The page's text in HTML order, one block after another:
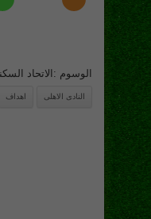
الوسوم :الاتحاد
النادى الاهلى اهداف